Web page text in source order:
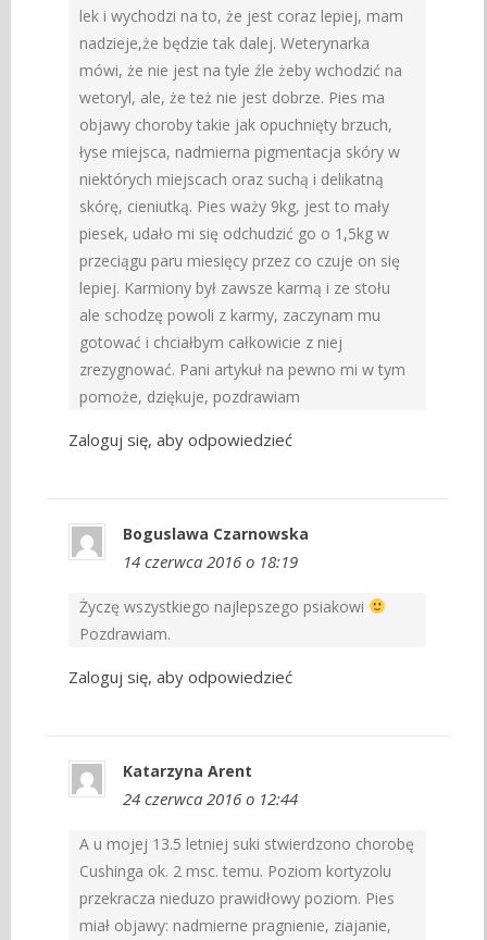
lek i wychodzi na to, że jest coraz lepiej, mam
nadzieje,że będzie tak dalej. Weterynarka
mówi, że nie jest na tyle źle żeby wchodzić na
wetoryl, ale, że też nie jest dobrze. Pies ma
objawy choroby takie jak opuchnięty brzuch,
łyse miejsca, nadmierna pigmentacja skóry w
niektórych miejscach oraz suchą i delikatną
skórę, cieniutką. Pies waży 9kg, jest to mały
piesek, udało mi się odchudzić go o 1,5kg w
przeciągu paru miesięcy przez co czuje on się
lepiej. Karmiony był zawsze karmą i ze stołu
ale schodzę powoli z karmy, zaczynam mu
gotować i chciałbym całkowicie z niej
zrezygnować. Pani artykuł na pewno mi w tym
pomoże, dziękuje, pozdrawiam
Zaloguj się, aby odpowiedzieć
Boguslawa Czarnowska
14 czerwca 2016 o 18:19
Życzę wszystkiego najlepszego psiakowi
Pozdrawiam.
Zaloguj się, aby odpowiedzieć
Katarzyna Arent
24 czerwca 2016 o 12:44
A u mojej 13.5 letniej suki stwierdzono chorobę
Cushinga ok. 2 msc. temu. Poziom kortyzolu
przekracza nieduzo prawidłowy poziom. Pies
miał objawy: nadmierne pragnienie, ziajanie,